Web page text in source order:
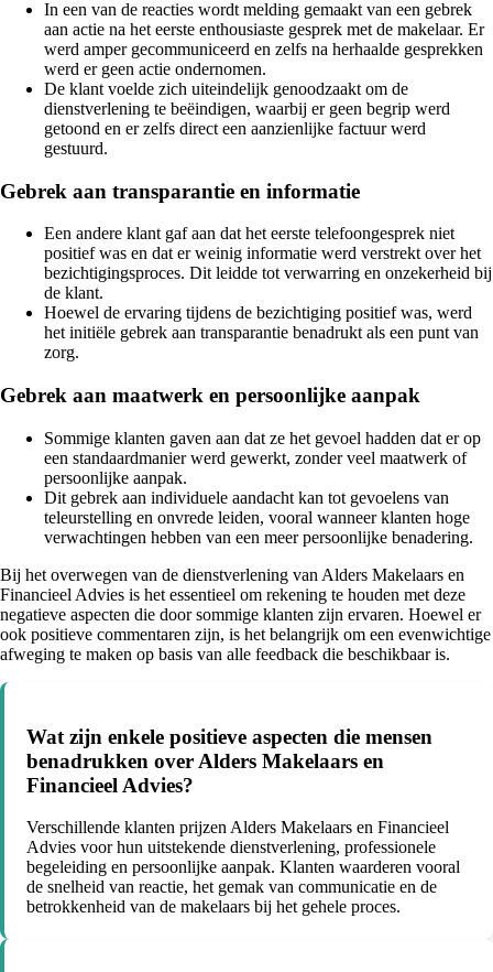
In een van de reacties wordt melding gemaakt van een gebrek
aan actie na het eerste enthousiaste gesprek met de makelaar. Er
werd amper gecommuniceerd en zelfs na herhaalde gesprekken
werd er geen actie ondernomen.
De klant voelde zich uiteindelijk genoodzaakt om de
dienstverlening te beëindigen, waarbij er geen begrip werd
getoond en er zelfs direct een aanzienlijke factuur werd
gestuurd.
Gebrek aan transparantie en informatie
Een andere klant gaf aan dat het eerste telefoongesprek niet
positief was en dat er weinig informatie werd verstrekt over het
bezichtigingsproces. Dit leidde tot verwarring en onzekerheid bij
de klant.
Hoewel de ervaring tijdens de bezichtiging positief was, werd
het initiële gebrek aan transparantie benadrukt als een punt van
zorg.
Gebrek aan maatwerk en persoonlijke aanpak
Sommige klanten gaven aan dat ze het gevoel hadden dat er op
een standaardmanier werd gewerkt, zonder veel maatwerk of
persoonlijke aanpak.
Dit gebrek aan individuele aandacht kan tot gevoelens van
teleurstelling en onvrede leiden, vooral wanneer klanten hoge
verwachtingen hebben van een meer persoonlijke benadering.
Bij het overwegen van de dienstverlening van Alders Makelaars en
Financieel Advies is het essentieel om rekening te houden met deze
negatieve aspecten die door sommige klanten zijn ervaren. Hoewel er
ook positieve commentaren zijn, is het belangrijk om een evenwichtige
afweging te maken op basis van alle feedback die beschikbaar is.
Wat zijn enkele positieve aspecten die mensen
benadrukken over Alders Makelaars en
Financieel Advies?
Verschillende klanten prijzen Alders Makelaars en Financieel
Advies voor hun uitstekende dienstverlening, professionele
begeleiding en persoonlijke aanpak. Klanten waarderen vooral
de snelheid van reactie, het gemak van communicatie en de
betrokkenheid van de makelaars bij het gehele proces.